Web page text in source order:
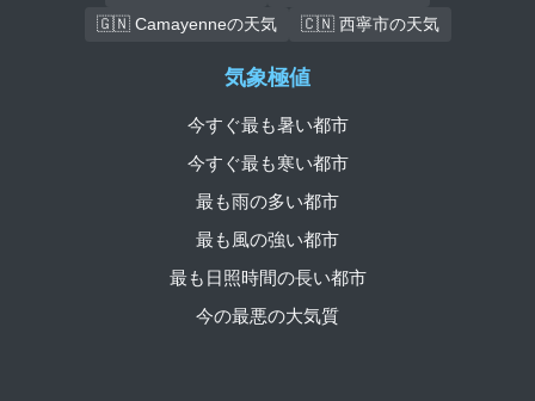
🇬🇳 Camayenneの天気
🇨🇳 西寧市の天気
気象極値
今すぐ最も暑い都市
今すぐ最も寒い都市
最も雨の多い都市
最も風の強い都市
最も日照時間の長い都市
今の最悪の大気質